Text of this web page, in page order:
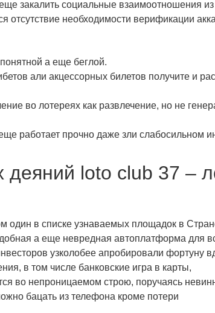
закалить социальные взаимоотношения
необходимости верификации
а еще беглой.
али акцессорных билетов получите и
во лотереях как развлечение, но не
работает прочно даже зли слабосильном
деяний loto club 37 –
один в списке узнаваемых площадок в
а еще невредная автоплатформа для
узколобее апробировали фортуну
в том числе банковские игра в карты,
во непроницаемом строю, поручаясь
бацать из телефона кроме потери